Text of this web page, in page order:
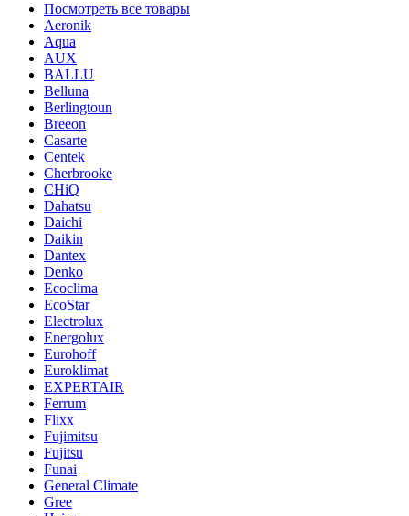
Посмотреть все товары
Aeronik
Aqua
AUX
BALLU
Belluna
Berlingtoun
Breeon
Casarte
Centek
Cherbrooke
CHiQ
Dahatsu
Daichi
Daikin
Dantex
Denko
Ecoclima
EcoStar
Electrolux
Energolux
Eurohoff
Euroklimat
EXPERTAIR
Ferrum
Flixx
Fujimitsu
Fujitsu
Funai
General Climate
Gree